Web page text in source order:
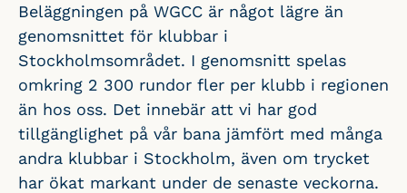
Beläggningen på WGCC är något lägre än
genomsnittet för klubbar i
Stockholmsområdet. I genomsnitt spelas
omkring 2 300 rundor fler per klubb i regionen
än hos oss. Det innebär att vi har god
tillgänglighet på vår bana jämfört med många
andra klubbar i Stockholm, även om trycket
har ökat markant under de senaste veckorna.